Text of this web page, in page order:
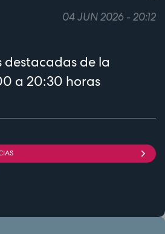
04 JUN 2026 - 20:12
destacadas de la
a 20:30 horas